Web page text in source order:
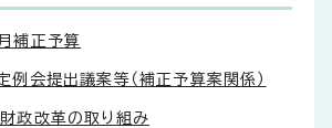
補正予算
会提出議案等（補正予算案関係）
政改革の取り組み